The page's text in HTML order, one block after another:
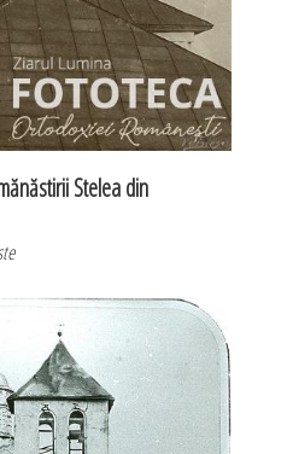
Stelea din